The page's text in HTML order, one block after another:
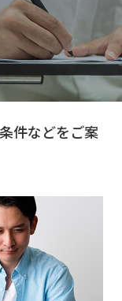
件などをご案